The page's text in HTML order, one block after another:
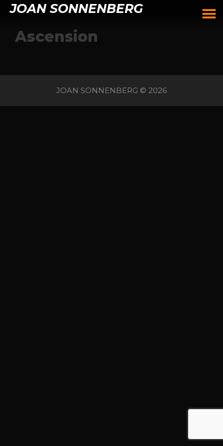
JOAN SONNENBERG
Ascension
JOAN SONNENBERG © 2026